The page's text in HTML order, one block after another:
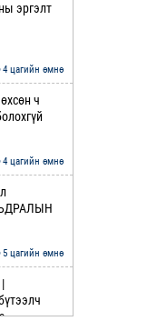
эргэлт
4 цагийн өмнө
ч
4 цагийн өмнө
5 цагийн өмнө